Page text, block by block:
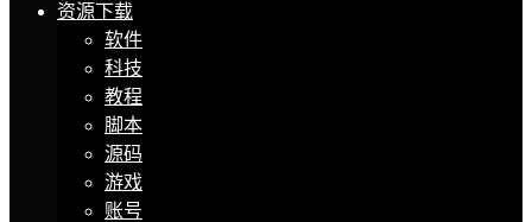
资源下载
软件
科技
教程
脚本
源码
游戏
账号